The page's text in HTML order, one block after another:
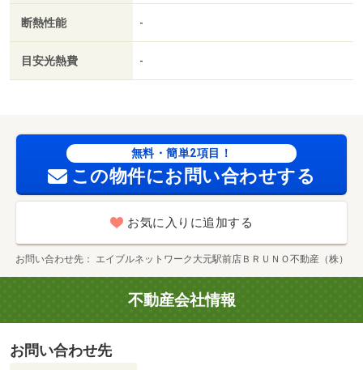
／都市ガス／洗面所にドア／三面鏡付洗面化粧台／ＢＳ／
高速ネット対応／礼金２ヶ月／通風良好／通勤管理／岡山
市立鹿田小学校（小学校）まで３４１ｍ／イオンモール岡
町店（ドラッグストア）まで７９４ｍ／岡山市役所（役
所）まで５０３ｍ／国立岡山大学医学部（大学・短大）ま
で７８３ｍ／東山線 岡山駅前駅徒歩１４分/賃貸戸数:83
戸
断熱性能 -
目安光熱費 -
無料・簡単2項目！
この物件にお問い合わせする
お気に入りに追加する
お問い合わせ先 エイブルネットワーク大元駅前店ＢＲＵＮＯ不動産（株）
不動産会社情報
お問い合わせ先